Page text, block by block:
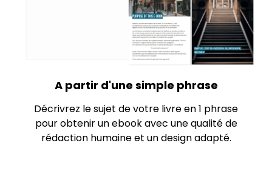
A partir d'une simple phrase
Décrivrez le sujet de votre livre en 1 phrase
pour obtenir un ebook avec une qualité de
rédaction humaine et un design adapté.